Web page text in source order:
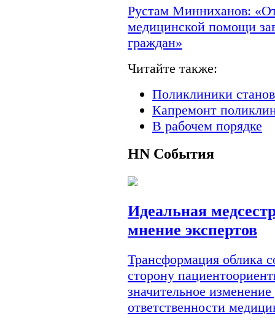
Рустам Минниханов:
медицинской помощи
граждан»
Читайте также:
Поликлиники
Капремонт
В рабочем порядке
HN События
Идеальная
мнение экспертов
Трансформация облика
сторону
значительное
ответственности